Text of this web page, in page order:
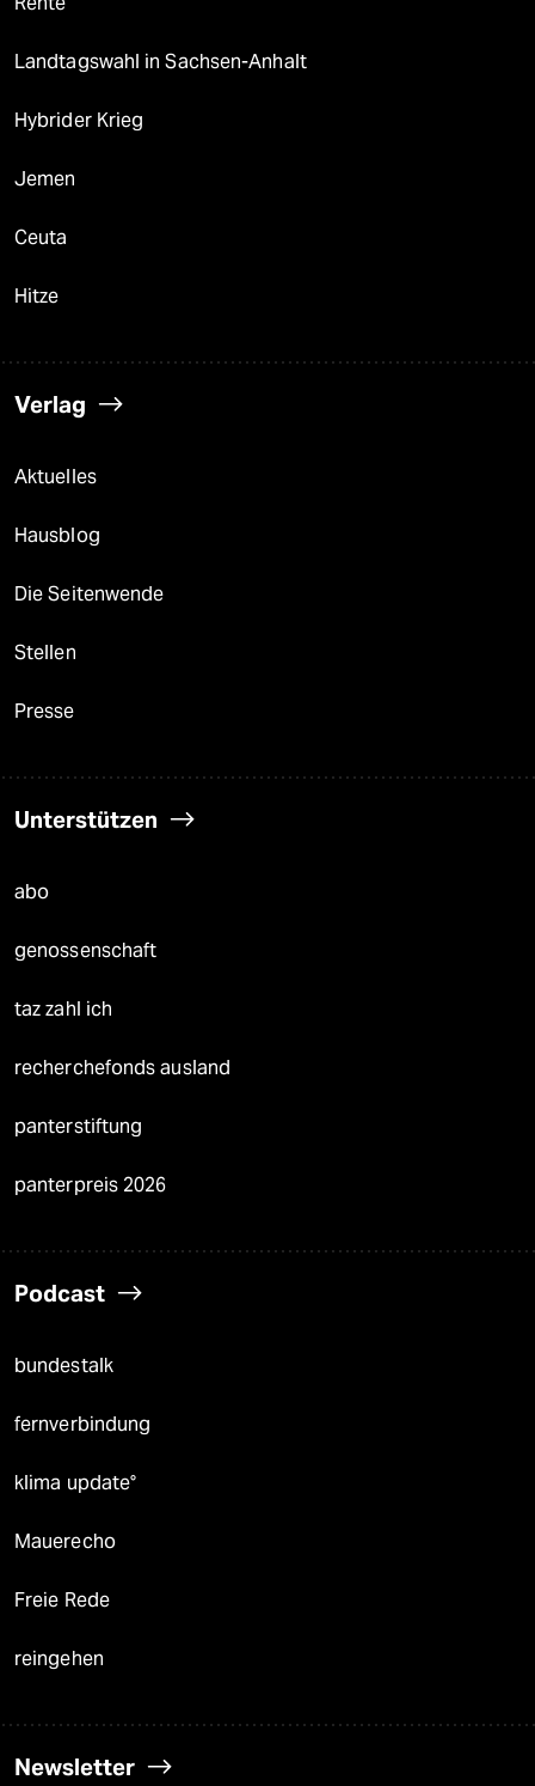
Landtagswahl in Sachsen-Anhalt
Hybrider Krieg
Jemen
Ceuta
Hitze
Verlag
Aktuelles
Hausblog
Die Seitenwende
Stellen
Presse
Unterstützen
abo
genossenschaft
taz zahl ich
recherchefonds ausland
panterstiftung
panterpreis 2026
Podcast
bundestalk
fernverbindung
klima update°
Mauerecho
Freie Rede
reingehen
Newsletter